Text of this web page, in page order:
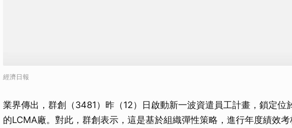
經濟日報
業界傳出，群創（3481）昨（12）日啟動新一波資遣員工計畫，鎖定位
的LCMA廠。對此，群創表示，這是基於組織彈性策略，進行年度績效